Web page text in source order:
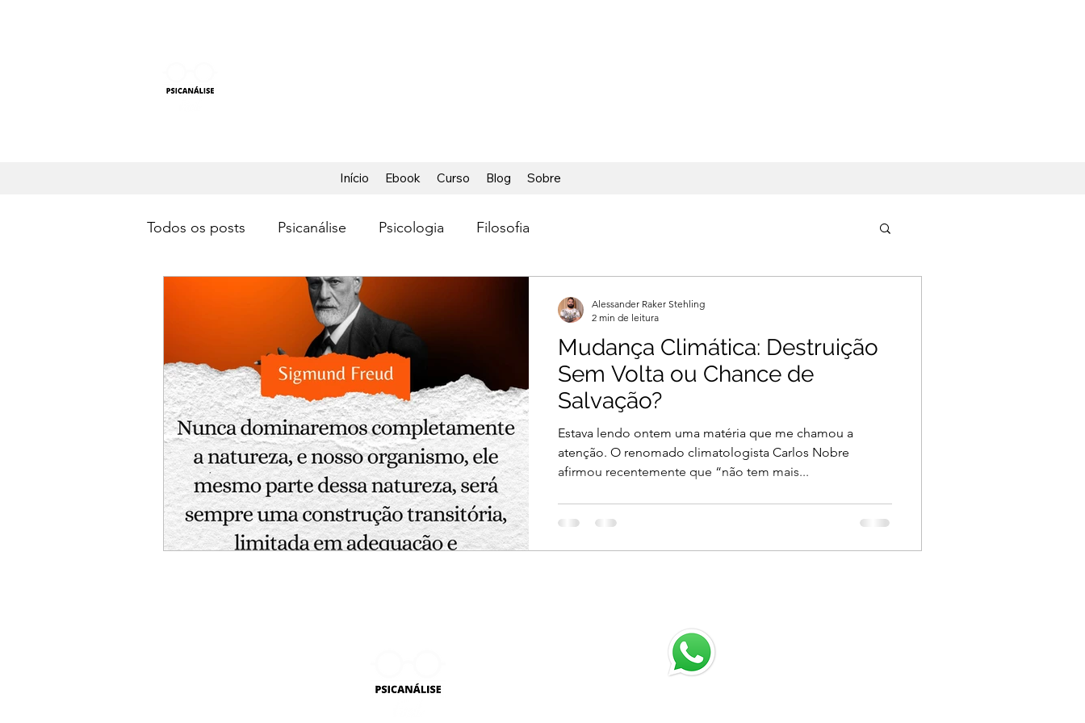
Início Ebook Curso Blog Sobre
Todos os posts Psicanálise Psicologia Filosofia
Mudança Climática: Destruição
Sem Volta ou Chance de
Salvação?
Estava lendo ontem uma matéria que me chamou a
atenção. O renomado climatologista Carlos Nobre
afirmou recentemente que “não tem mais...
Alessander Raker Stehling
2 min de leitura